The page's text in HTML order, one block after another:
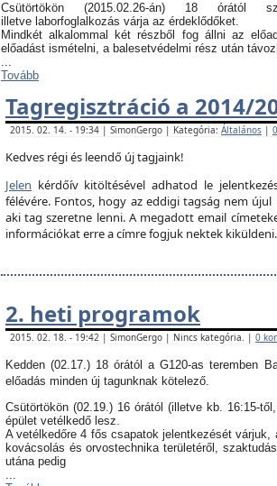
Csütörtökön (2015.02.26-án) 18 órától
illetve laborfoglalkozás várja az érdeklődőket.
Mindkét alkalommal két részből fog állni az
előadást ismételni, a balesetvédelmi rész után
...
Tovább
Tagregisztráció a 2014/
2015. 02. 14. - 19:34 | SimonGergo | Kategória: Általános |
Kedves régi és leendő új tagjaink!
Jelen kérdőív kitöltésével adhatod le
félévére. Fontos, hogy az eddigi tagság nem
aki tag szeretne lenni. A megadott email
információkat erre a címre fogjuk nektek kiküldeni.
2. heti programok
2015. 02. 18. - 19:42 | SimonGergo | Nincs kategória. | 0
Kedden (02.17.) 18 órától a G120-as teremben
előadás minden új tagunknak kötelező.
Csütörtökön (02.19.) 16 órától (illetve kb. 16:15-
épület vetélkedő lesz.
A vetélkedőre 4 fős csapatok jelentkezését
kovácsolás és orvostechnika területéről,
utána pedig
...